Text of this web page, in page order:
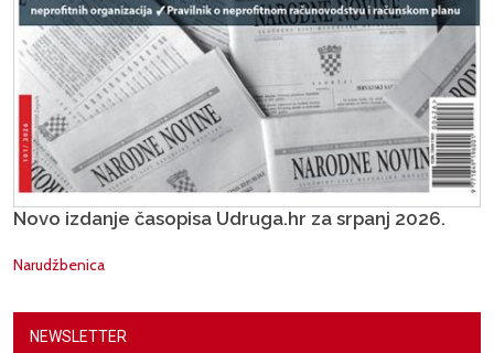
Novo izdanje časopisa Udruga.hr za srpanj 2026.
Narudžbenica
NEWSLETTER